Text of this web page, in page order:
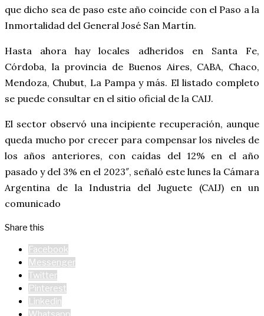
que dicho sea de paso este año coincide con el Paso a la
Inmortalidad del General José San Martín.
Hasta ahora hay locales adheridos en Santa Fe,
Córdoba, la provincia de Buenos Aires, CABA, Chaco,
Mendoza, Chubut, La Pampa y más. El listado completo
se puede consultar en el sitio oficial de la CAIJ.
El sector observó una incipiente recuperación, aunque
queda mucho por crecer para compensar los niveles de
los años anteriores, con caídas del 12% en el año
pasado y del 3% en el 2023″, señaló este lunes la Cámara
Argentina de la Industria del Juguete (CAIJ) en un
comunicado
Share this
Facebook
Messenger
Twitter
Pinterest
Linkedin